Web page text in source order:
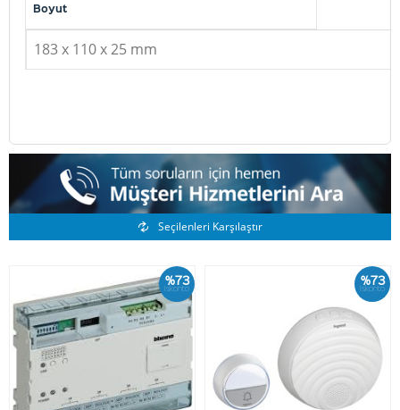
Boyut
183 x 110 x 25 mm
Benzer Ürünler
Seçilenleri Karşılaştır
%73
İskonto %73
İskonto